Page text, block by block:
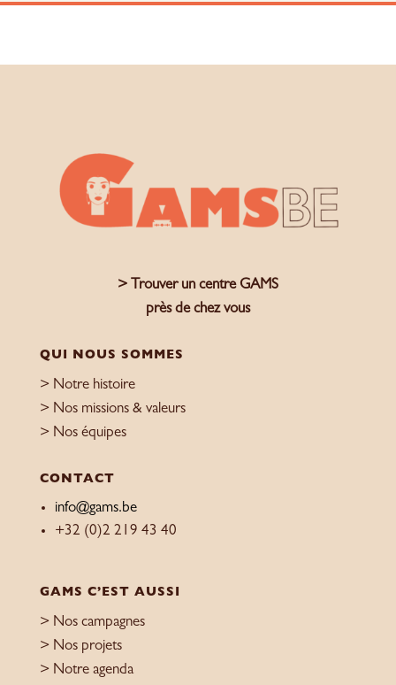
> Trouver un centre GAMS
près de chez vous
QUI NOUS SOMMES
> Notre histoire
> Nos missions & valeurs
> Nos équipes
CONTACT
info@gams.be
+32 (0)2 219 43 40
GAMS C’EST AUSSI
> Nos campagnes
> Nos projets
> Notre agenda